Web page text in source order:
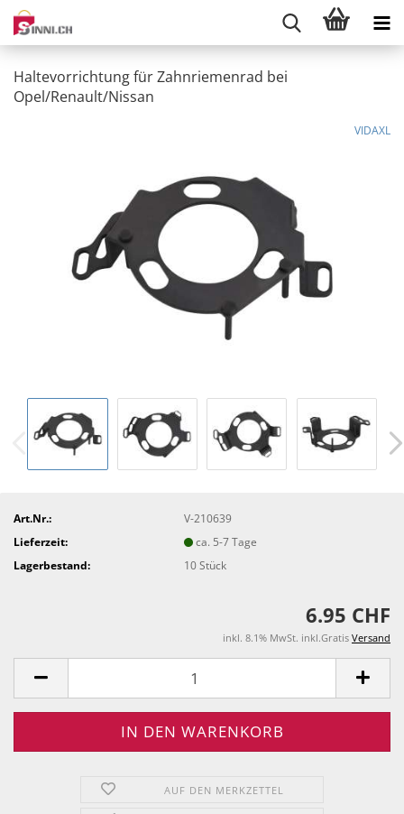
Haltevorrichtung für Zahnriemenrad bei
Opel/Renault/Nissan
VIDAXL
Art.Nr.:
V-210639
Lieferzeit:
ca. 5-7 Tage
Lagerbestand:
10Stück
6.95 CHF
inkl. 8.1% MwSt. inkl.Gratis Versand
AUF DEN MERKZETTEL